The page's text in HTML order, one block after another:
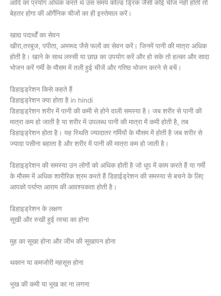
आदि का प्रयोग अधिक करते थे उस समय कोल्ड ड्रिंक जैसी कोई चीज नहीं होती तो
बेहतर होगा की ऑर्गेनिक चीजों का ही इस्तेमाल करें।
खाद्य पदार्थों का सेवन
खीरा,तरबूज, पपीता, अमरूद जैसे फलों का सेवन करें। जिनमें पानी की मात्रा अधिक
होती है। खाने के साथ लस्सी या छाछ का उपयोग करें और हो सके तो हल्का और सादा
भोजन करें गर्मी के मौसम में तली हुई चीजें और गरिष्ठ भोजन करने से बचें।
डिहाइड्रेशन किसे कहते हैं
डिहाइड्रेशन क्या होता है in hindi
डिहाइड्रेशन शरीर में पानी की कमी से होने वाली समस्या है। जब शरीर से पानी की
मात्रा कम हो जाती है या शरीर में उपलब्ध पानी की मात्रा में कमी होती है, तब
डिहाइड्रेशन होता है। यह स्थिति ज्यादातर गर्मियों के मौसम में होती है जब शरीर से
ज्यादा पसीना बहाता है और शरीर में पानी की मात्रा कम हो जाती है।
डिहाइड्रेशन की समस्या उन लोगों को अधिक होती है जो धूप में काम करते हैं या गर्मी
के मौसम में अधिक शारीरिक श्रम करते हैं डिहाईड्रेशन की समस्या से बचने के लिए
आपको पर्याप्त आराम की आवश्यकता होती है।
डिहाइड्रेशन के लक्षण
सूखी और रुखी हुई त्वचा का होना
मुह का सूखा होना और जीभ की सूखापन होना
थकान या कमजोरी महसूस होना
भूख की कमी या भूख का ना लगना